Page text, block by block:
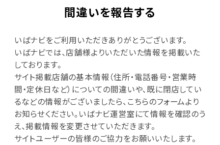
間違いを報告する
いばナビをご利用いただきありがとうございます。
いばナビでは、店舗様よりいただいた情報を掲載いた
しております。
サイト掲載店舗の基本情報（住所・電話番号・営業時
間・定休日など）についての間違いや、既に閉店してい
るなどの情報がございましたら、こちらのフォームより
お知らせください。いばナビ運営室にて情報を確認のう
え、掲載情報を変更させていただきます。
サイトユーザーの皆様のご協力をお願いいたします。